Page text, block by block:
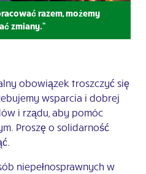
razem, możemy
zmiany."
obowiązek troszczyć się
wsparcia i dobrej
i rządu, aby pomóc
Proszę o solidarność
niepełnosprawnych w